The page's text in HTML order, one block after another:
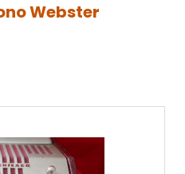
Webster